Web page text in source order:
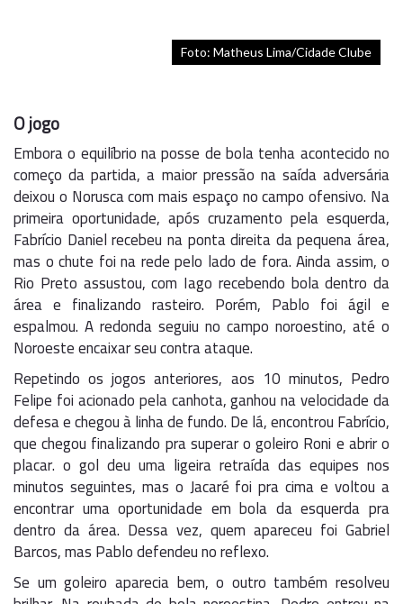
Foto: Matheus Lima/Cidade Clube
O jogo
Embora o equilíbrio na posse de bola tenha acontecido no
começo da partida, a maior pressão na saída adversária
deixou o Norusca com mais espaço no campo ofensivo. Na
primeira oportunidade, após cruzamento pela esquerda,
Fabrício Daniel recebeu na ponta direita da pequena área,
mas o chute foi na rede pelo lado de fora. Ainda assim, o
Rio Preto assustou, com Iago recebendo bola dentro da
área e finalizando rasteiro. Porém, Pablo foi ágil e
espalmou. A redonda seguiu no campo noroestino, até o
Noroeste encaixar seu contra ataque.
Repetindo os jogos anteriores, aos 10 minutos, Pedro
Felipe foi acionado pela canhota, ganhou na velocidade da
defesa e chegou à linha de fundo. De lá, encontrou Fabrício,
que chegou finalizando pra superar o goleiro Roni e abrir o
placar. o gol deu uma ligeira retraída das equipes nos
minutos seguintes, mas o Jacaré foi pra cima e voltou a
encontrar uma oportunidade em bola da esquerda pra
dentro da área. Dessa vez, quem apareceu foi Gabriel
Barcos, mas Pablo defendeu no reflexo.
Se um goleiro aparecia bem, o outro também resolveu